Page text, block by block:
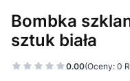
Bombka
sztuk biała
0.00(Oceny: 0